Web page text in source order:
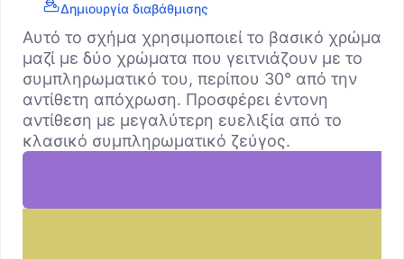
Δημιουργία διαβάθμισης
Αυτό το σχήμα χρησιμοποιεί το βασικό χρώμα
μαζί με δύο χρώματα που γειτνιάζουν με το
συμπληρωματικό του, περίπου 30° από την
αντίθετη απόχρωση. Προσφέρει έντονη
αντίθεση με μεγαλύτερη ευελιξία από το
κλασικό συμπληρωματικό ζεύγος.